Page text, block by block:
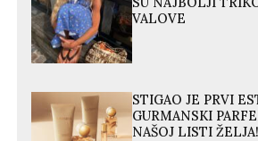
VALOVE
STIGAO JE PRVI
GURMANSKI
NAŠOJ LISTI ŽELJA!